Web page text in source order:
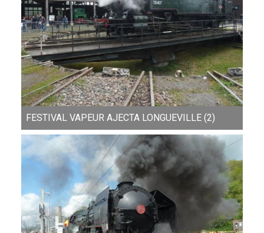
FESTIVAL VAPEUR AJECTA LONGUEVILLE (2)